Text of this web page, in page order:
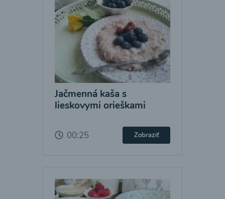
Jačmenná kaša s
lieskovymi orieškami
00:25 Zobraziť